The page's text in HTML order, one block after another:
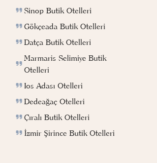
Sinop Butik Otelleri
Gökçeada Butik Otelleri
Datça Butik Otelleri
Marmaris Selimiye Butik
Otelleri
Ios Adası Otelleri
Dedeağaç Otelleri
Çıralı Butik Otelleri
İzmir Şirince Butik Otelleri